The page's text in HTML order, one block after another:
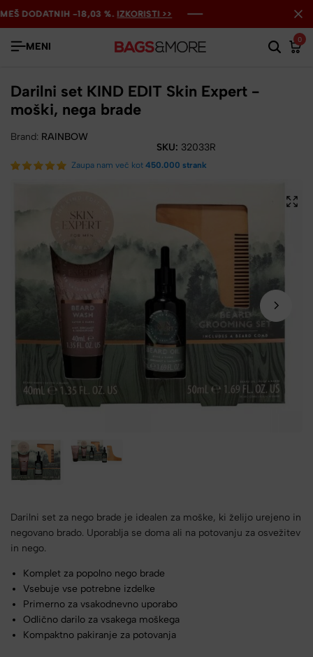
DODATNIH -18,03 %. IZKORISTI >>
DODATNIH -18,03 %. IZKORISTI >>
DODATNIH -18,03 %. IZKORISTI >>
MENI
0
Darilni set KIND EDIT Skin Expert -
moški, nega brade
Brand: RAINBOW
SKU: 32033R
Zaupa nam več kot 450.000 strank
Darilni set za nego brade je idealen za moške, ki želijo urejeno in
negovano brado. Uporablja se doma ali na potovanju za osvežitev
in nego.
Komplet za popolno nego brade
Vsebuje vse potrebne izdelke
Primerno za vsakodnevno uporabo
Odlično darilo za vsakega moškega
Kompaktno pakiranje za potovanja